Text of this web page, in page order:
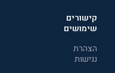
קישורים
שימושים
הצהרת
נגישות